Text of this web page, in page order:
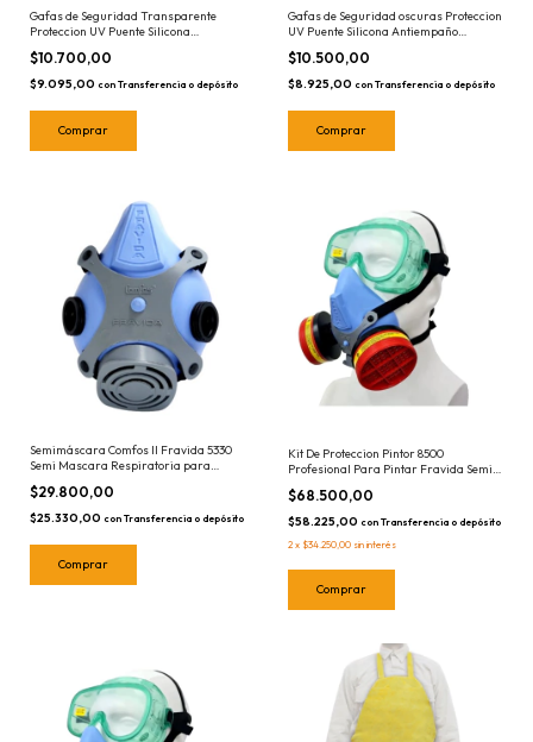
Gafas de Seguridad Transparente
Proteccion UV Puente Silicona
Antiempaño Antiraya Profesional - VR-
ANT-0300 Venrol
$10.700,00
$9.095,00 con Transferencia o depósito
Gafas de Seguridad oscuras Proteccion
UV Puente Silicona Antiempaño
Antiraya - VR-ANT-0301 VENROL
$10.500,00
$8.925,00 con Transferencia o depósito
Semimáscara Comfos II Fravida 5330
Semi Mascara Respiratoria para
Filtros
$29.800,00
$25.330,00 con Transferencia o depósito
Kit De Proteccion Pintor 8500
Profesional Para Pintar Fravida Semi
mascara Filtros
$68.500,00
$58.225,00 con Transferencia o depósito
2 x $34.250,00 sin interés